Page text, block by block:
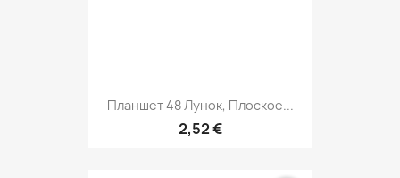
Планшет 48 Лунок, Плоское...
2,52 €